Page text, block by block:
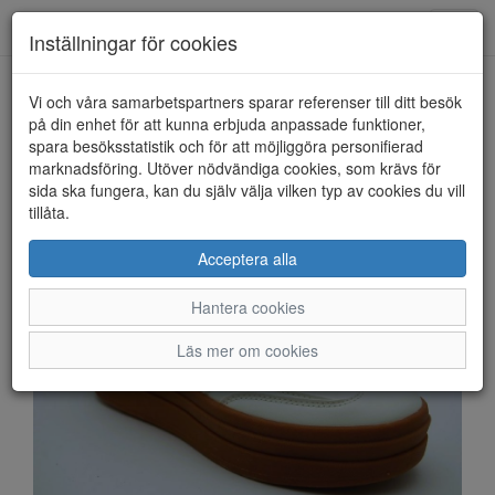
HEM RUGGED GEAR
Inställningar för cookies
Vi och våra samarbetspartners sparar referenser till ditt besök
på din enhet för att kunna erbjuda anpassade funktioner,
spara besöksstatistik och för att möjliggöra personifierad
marknadsföring. Utöver nödvändiga cookies, som krävs för
sida ska fungera, kan du själv välja vilken typ av cookies du vill
tillåta.
Acceptera alla
Hantera cookies
Läs mer om cookies